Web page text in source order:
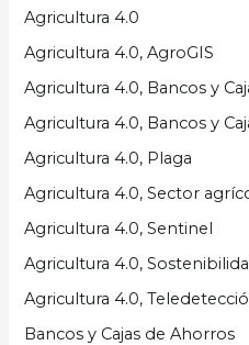
Agricultura 4.0
Agricultura 4.0, AgroGIS
Agricultura 4.0, Bancos y
Agricultura 4.0, Bancos y
Agricultura 4.0, Plaga
Agricultura 4.0, Sector
Agricultura 4.0, Sentinel
Agricultura 4.0,
Agricultura 4.0,
Bancos y Cajas de Ahorros